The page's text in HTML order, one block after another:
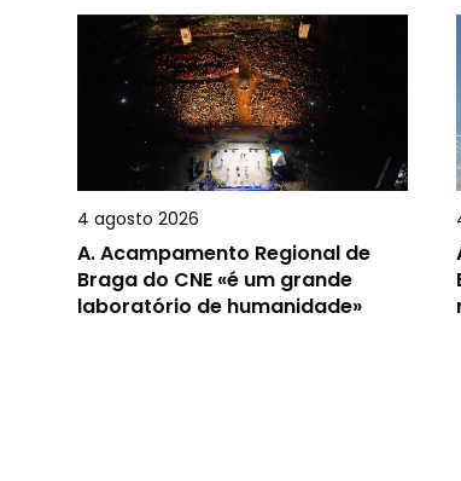
4 agosto 2026
A.Acampamento Regional de
Braga do CNE «é um grande
laboratório de humanidade»